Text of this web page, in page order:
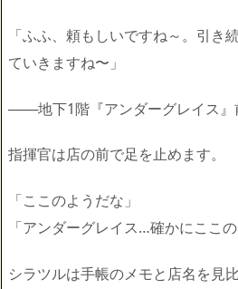
「ふふ、頼もしいですね～。引き
ていきますね〜」
───地下1階『アンダーグレイス』
指揮官は店の前で足を止めます。
「ここのようだな」
「アンダーグレイス…確かにここ
シラツルは手帳のメモと店名を見